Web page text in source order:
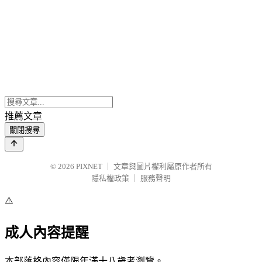
推薦文章
關閉搜尋
© 2026 PIXNET
文章與圖片權利屬原作者所有
隱私權政策
服務聲明
⚠️
成人內容提醒